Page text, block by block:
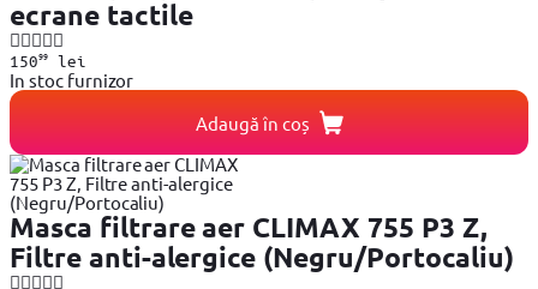
ecrane tactile
15099lei
In stoc furnizor
Adaugă în coș
Masca filtrare aer CLIMAX 755 P3 Z,
Filtre anti-alergice (Negru/Portocaliu)